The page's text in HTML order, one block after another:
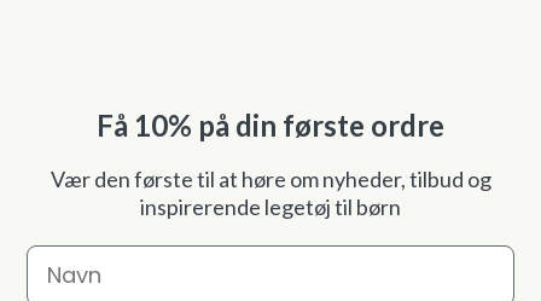
Få 10% på din første ordre
Vær den første til at høre om nyheder, tilbud og
inspirerende legetøj til børn
Navn